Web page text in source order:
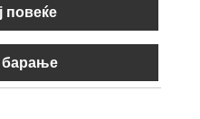
повеќе
барање